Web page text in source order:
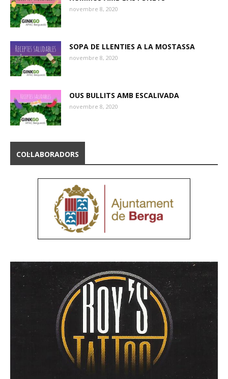
novembre 8, 2020
SOPA DE LLENTIES A LA MOSTASSA
novembre 8, 2020
OUS BULLITS AMB ESCALIVADA
novembre 8, 2020
COL·LABORADORS